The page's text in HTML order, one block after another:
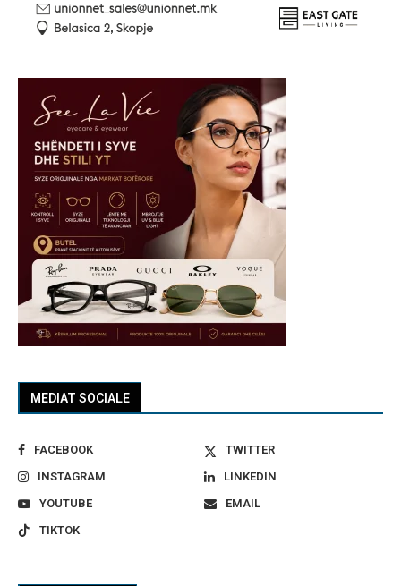
MEDIAT SOCIALE
FACEBOOK
TWITTER
INSTAGRAM
LINKEDIN
YOUTUBE
EMAIL
TIKTOK